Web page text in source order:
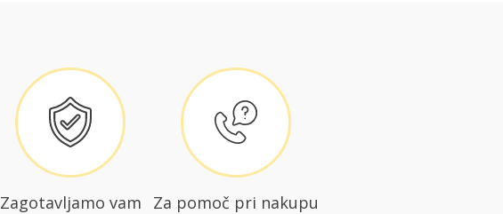
Zagotavljamo vam
Za pomoč pri nakupu